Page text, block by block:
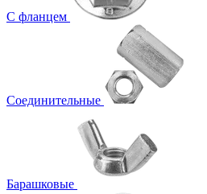
С фланцем
Соединительные
Барашковые